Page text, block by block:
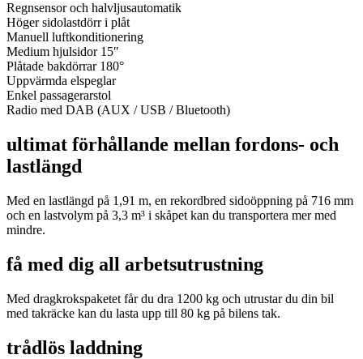
Regnsensor och halvljusautomatik
Höger sidolastdörr i plåt
Manuell luftkonditionering
Medium hjulsidor 15″
Plåtade bakdörrar 180°
Uppvärmda elspeglar
Enkel passagerarstol
Radio med DAB (AUX / USB / Bluetooth)
ultimat förhållande mellan fordons- och
lastlängd
Med en lastlängd på 1,91 m, en rekordbred sidoöppning på 716 mm
och en lastvolym på 3,3 m³ i skåpet kan du transportera mer med
mindre.
få med dig all arbetsutrustning
Med dragkrokspaketet får du dra 1200 kg och utrustar du din bil
med takräcke kan du lasta upp till 80 kg på bilens tak.
trådlös laddning